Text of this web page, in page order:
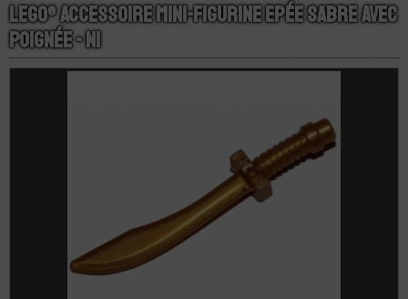
LEGO® Accessoire Mini-Figurine Epée Sabre avec
Poignée - Ni